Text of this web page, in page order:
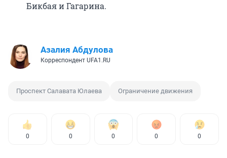
Бикбая и Гагарина.
Азалия Абдулова
Корреспондент UFA1.RU
Проспект Салавата Юлаева Ограничение движения
0 0 0 0 0